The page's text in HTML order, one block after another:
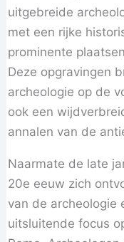
uitgebreide
met een rijke
prominente
Deze opgravingen
archeologie op de
ook een
annalen van de
Naarmate de late
20e eeuw zich
van de archeologie
uitsluitende focus